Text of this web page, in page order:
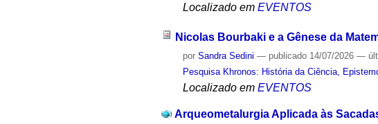
Localizado em EVENTOS
Nicolas Bourbaki e a Gênese da
porSandra Sedini — publicado 14/07/2026—
Pesquisa Khronos: História da Ciência,
Localizado em EVENTOS
Arqueometalurgia Aplicada às